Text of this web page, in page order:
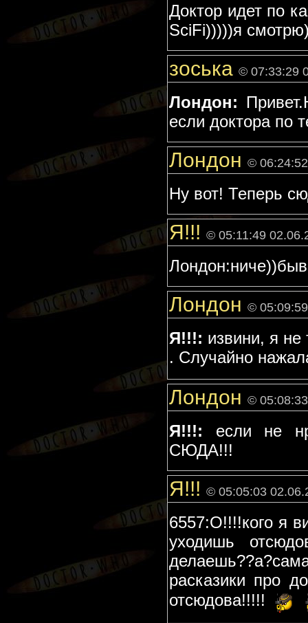
Доктор идет по
SciFi)))))я
зоська © 07:33:29
Лондон:
если доктора по
Лондон ©
Ну вот! Теперь
Я!!! © 05:11:49
Лондон ©
Я!!!: извини, я не
. Случайно
Лондон ©
Я!!!: если не
СЮДА!!!
Я!!! © 05:05:03
6557:О!!!!кого я
уходишь
расказики про
отсюдова!!!!!